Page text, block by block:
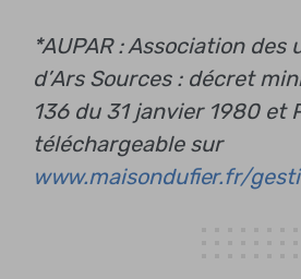
*AUPAR : Association
d’Ars Sources : décret
136 du 31 janvier 1980 et
téléchargeable sur
www.maisondufier.fr/